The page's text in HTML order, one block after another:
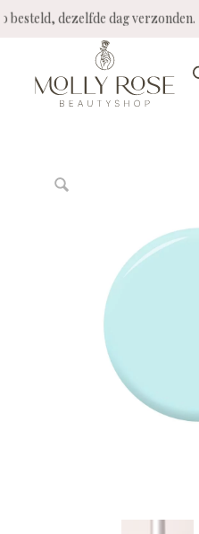
besteld, dezelfde dag